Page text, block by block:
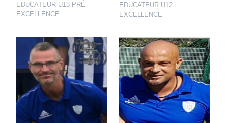
EDUCATEUR U13 PRÉ-
EXCELLENCE
EDUCATEUR U12
EXCELLENCE